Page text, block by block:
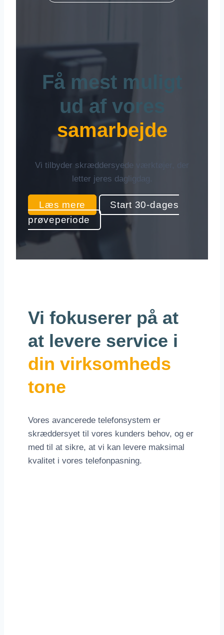
Få mest muligt
ud af vores
samarbejde
Vi tilbyder skræddersyede værktøjer, der
letter jeres dagligdag.
Læs mere
Start 30-dages
prøveperiode
Vi fokuserer på at
at levere service i
din virksomheds
tone
Vores avancerede telefonsystem er
skræddersyet til vores kunders behov, og er
med til at sikre, at vi kan levere maksimal
kvalitet i vores telefonpasning.